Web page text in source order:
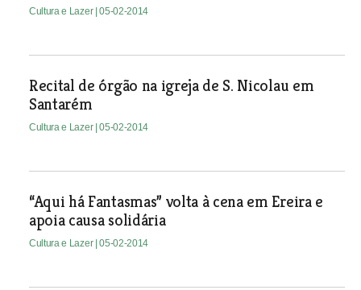
Cultura e Lazer | 05-02-2014
Recital de órgão na igreja de S. Nicolau em
Santarém
Cultura e Lazer | 05-02-2014
“Aqui há Fantasmas” volta à cena em Ereira e
apoia causa solidária
Cultura e Lazer | 05-02-2014